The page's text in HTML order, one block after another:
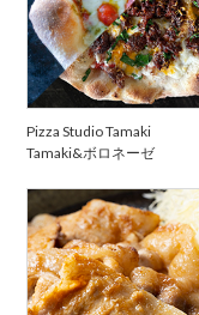
Pizza Studio Tamaki
Tamaki&ボロネーゼ